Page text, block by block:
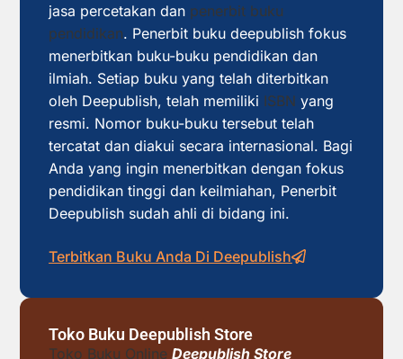
jasa percetakan dan penerbit buku
pendidikan. Penerbit buku deepublish fokus
menerbitkan buku-buku pendidikan dan
ilmiah. Setiap buku yang telah diterbitkan
oleh Deepublish, telah memiliki ISBN yang
resmi. Nomor buku-buku tersebut telah
tercatat dan diakui secara internasional. Bagi
Anda yang ingin menerbitkan dengan fokus
pendidikan tinggi dan keilmiahan, Penerbit
Deepublish sudah ahli di bidang ini.
Terbitkan Buku Anda Di Deepublish
Toko Buku Deepublish Store
Toko Buku Online Deepublish Store